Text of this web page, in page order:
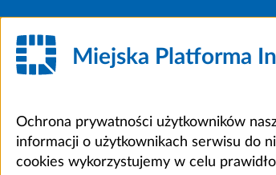
Miejska Platforma
Ochrona prywatności użytkowników
informacji o użytkownikach serwisu do
cookies wykorzystujemy w celu